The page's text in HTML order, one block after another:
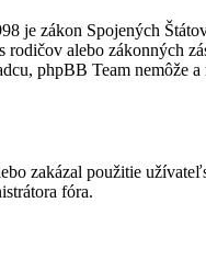
je zákon Spojených
alebo zákonných
phpBB Team
zakázal použitie
fóra.